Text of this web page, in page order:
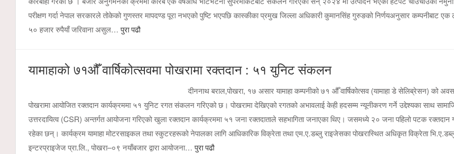
परीक्षण गर्दा नेपाल सरकारले तोकेको गुणस्तर मापदण्ड पूरा नभएको पुष्टि भएपछि कास्कीका प्रमुख जिल्ला अधिकारी कुमानसिंह गुरुङको निर्णयअनुसार कम्पनीबाट एक
५० हजार रुपैयाँ जरिवाना असुल…पुरा पढौ
यामाहाको ७१औँ वार्षिकोत्सवमा पोखरामा रक्तदान : ५१ युनिट संकलन
दीननाथ बराल,पोखरा, १७ असार यामाहा कम्पनीको ७१ औँ वार्षिकोत्सव (यामाहा डे सेलिब्रेसन) को
पोखरामा आयोजित रक्तदान कार्यक्रममा ५१ युनिट रगत संकलन गरिएको छ। पोखरामा देखिएको रगतको अभावलाई केही हदसम्म न्यूनीकरण गर्ने उद्देश्यका साथ
उत्तरदायित्व (CSR) अन्तर्गत आयोजना गरिएको खुला रक्तदान कार्यक्रममा ५१ जना रक्तदाताले सहभागिता जनाएका थिए। जसमध्ये २० जना पहिलो पटक रक्तदान
रहेका छन्। कार्यक्रम यामाहा मोटरसाइकल तथा स्कुटरहरूको नेपालका लागि आधिकारिक विक्रेता तथा एम.ए.डब्लु राइजेसका पोखरास्थित अधिकृत विक्रेता
इन्टरप्राइजेज प्रा.लि., पोखरा–०९ नयाँबजार द्वारा आयोजना…पुरा पढौ